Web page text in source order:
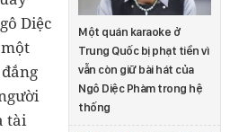
Một quán karaoke ở
Trung Quốc bị phạt tiền vì
vẫn còn giữ bài hát của
Ngô Diệc Phàm trong hệ
thống
Diệc
tài